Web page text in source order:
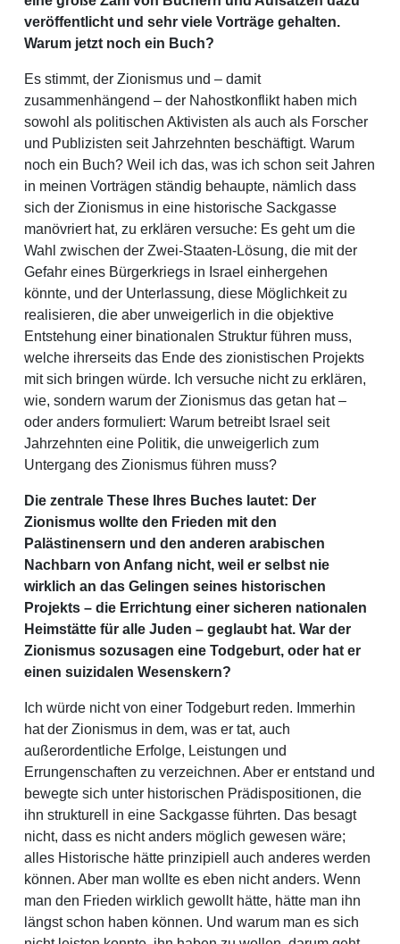
veröffentlicht und sehr viele Vorträge gehalten.
Warum jetzt noch ein Buch?
Es stimmt, der Zionismus und – damit
zusammenhängend – der Nahostkonflikt haben mich
sowohl als politischen Aktivisten als auch als Forscher
und Publizisten seit Jahrzehnten beschäftigt. Warum
noch ein Buch? Weil ich das, was ich schon seit Jahren
in meinen Vorträgen ständig behaupte, nämlich dass
sich der Zionismus in eine historische Sackgasse
manövriert hat, zu erklären versuche: Es geht um die
Wahl zwischen der Zwei-Staaten-Lösung, die mit der
Gefahr eines Bürgerkriegs in Israel einhergehen
könnte, und der Unterlassung, diese Möglichkeit zu
realisieren, die aber unweigerlich in die objektive
Entstehung einer binationalen Struktur führen muss,
welche ihrerseits das Ende des zionistischen Projekts
mit sich bringen würde. Ich versuche nicht zu erklären,
wie, sondern warum der Zionismus das getan hat –
oder anders formuliert: Warum betreibt Israel seit
Jahrzehnten eine Politik, die unweigerlich zum
Untergang des Zionismus führen muss?
Die zentrale These Ihres Buches lautet: Der
Zionismus wollte den Frieden mit den
Palästinensern und den anderen arabischen
Nachbarn von Anfang nicht, weil er selbst nie
wirklich an das Gelingen seines historischen
Projekts – die Errichtung einer sicheren nationalen
Heimstätte für alle Juden – geglaubt hat. War der
Zionismus sozusagen eine Todgeburt, oder hat er
einen suizidalen Wesenskern?
Ich würde nicht von einer Todgeburt reden. Immerhin
hat der Zionismus in dem, was er tat, auch
außerordentliche Erfolge, Leistungen und
Errungenschaften zu verzeichnen. Aber er entstand und
bewegte sich unter historischen Prädispositionen, die
ihn strukturell in eine Sackgasse führten. Das besagt
nicht, dass es nicht anders möglich gewesen wäre;
alles Historische hätte prinzipiell auch anderes werden
können. Aber man wollte es eben nicht anders. Wenn
man den Frieden wirklich gewollt hätte, hätte man ihn
längst schon haben können. Und warum man es sich